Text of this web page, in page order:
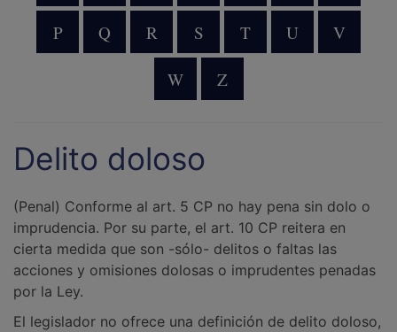
P Q R S T U V
W Z
Delito doloso
(Penal) Conforme al art. 5 CP no hay pena sin dolo o
imprudencia. Por su parte, el art. 10 CP reitera en
cierta medida que son -sólo- delitos o faltas las
acciones y omisiones dolosas o imprudentes penadas
por la Ley.
El legislador no ofrece una definición de delito doloso,